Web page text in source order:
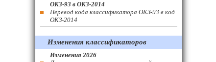
ОКЗ-93 в ОКЗ-2014
Перевод кода классификатора ОКЗ-93 в код
ОКЗ-2014
Изменения классификаторов
Изменения 2026